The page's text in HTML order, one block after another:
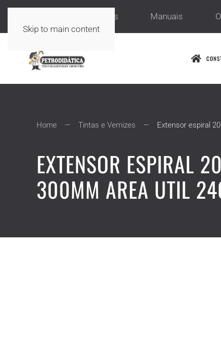
Skip to main content
Serviços Manuais
Home Tintas e Vernizes Extensor espiral
EXTENSOR ESPIRAL
300MM AREA UTIL